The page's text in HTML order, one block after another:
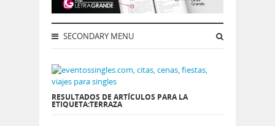
SECONDARY MENU
RESULTADOS DE ARTÍCULOS PARA LA
ETIQUETA:TERRAZA